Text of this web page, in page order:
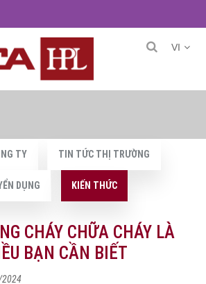
VI
TY TIN TỨC THỊ TRƯỜNG
DỤNG KIẾN THỨC
CHÁY CHỮA CHÁY LÀ
BẠN CẦN BIẾT
2024